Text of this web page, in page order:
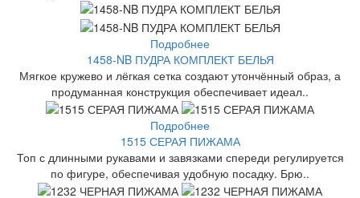
Подробнее
1458-NB ПУДРА КОМПЛЕКТ БЕЛЬЯ
Мягкое кружево и лёгкая сетка создают утончённый образ, а
продуманная конструкция обеспечивает идеал..
Подробнее
1515 СЕРАЯ ПИЖАМА
Топ с длинными рукавами и завязками спереди регулируется
по фигуре, обеспечивая удобную посадку. Брю..